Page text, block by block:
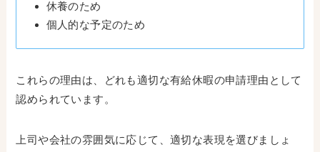
休養のため
個人的な予定のため
これらの理由は、どれも適切な有給休暇の申請理由として
認められています。
上司や会社の雰囲気に応じて、適切な表現を選びましょ